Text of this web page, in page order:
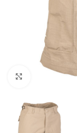
Click to enlarge